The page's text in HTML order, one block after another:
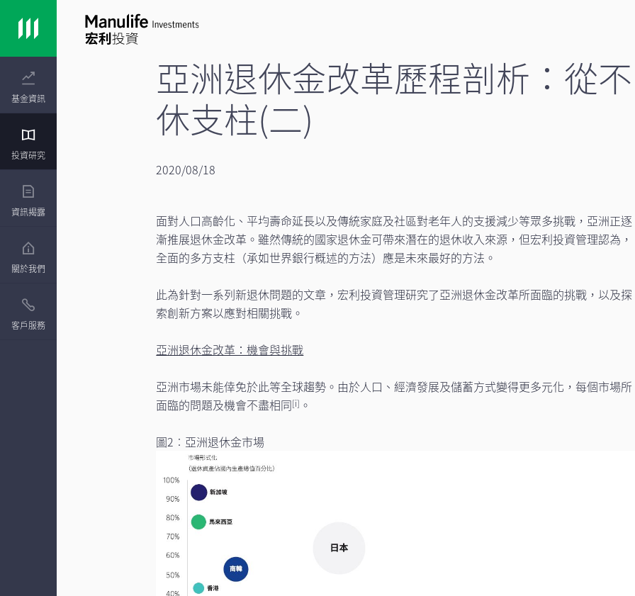
基金資訊
投資研究
資訊揭露
關於我們
客戶服務
亞洲退休金改革歷程剖析：從
休支柱(二)
2020/08/18
面對人口高齡化、平均壽命延長以及傳統家庭及社區對老年人的支援減少等眾多挑戰，亞洲正逐
漸推展退休金改革。雖然傳統的國家退休金可帶來潛在的退休收入來源，但宏利投資管理認為，
全面的多方支柱（承如世界銀行概述的方法）應是未來最好的方法。
此為針對一系列新退休問題的文章，宏利投資管理研究了亞洲退休金改革所面臨的挑戰，以及探
索創新方案以應對相關挑戰。
亞洲退休金改革：機會與挑戰
亞洲市場未能倖免於此等全球趨勢。由於人口、經濟發展及儲蓄方式變得更多元化，每個市場所
面臨的問題及機會不盡相同[i] 。
圖2︰亞洲退休金市場